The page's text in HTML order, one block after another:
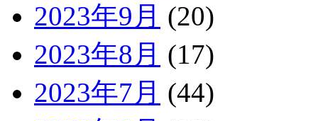
2023年9月 (20)
2023年8月 (17)
2023年7月 (44)